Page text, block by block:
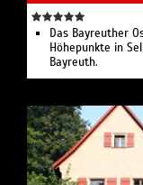
Das Bayreuther
Höhepunkte in
Bayreuth.